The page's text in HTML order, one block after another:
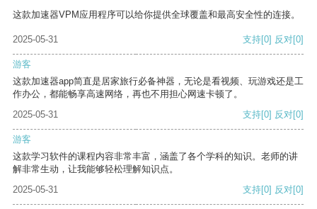
这款加速器VPM应用程序可以给你提供全球覆盖和最高安全性的连接。
2025-05-31 支持[0] 反对[0]
游客
这款加速器app简直是居家旅行必备神器，无论是看视频、玩游戏还是工
作办公，都能畅享高速网络，再也不用担心网速卡顿了。
2025-05-31
支持[0] 反对[0]
游客
这款学习软件的课程内容非常丰富，涵盖了各个学科的知识。老师的讲
解非常生动，让我能够轻松理解知识点。
2025-05-31
支持[0] 反对[0]